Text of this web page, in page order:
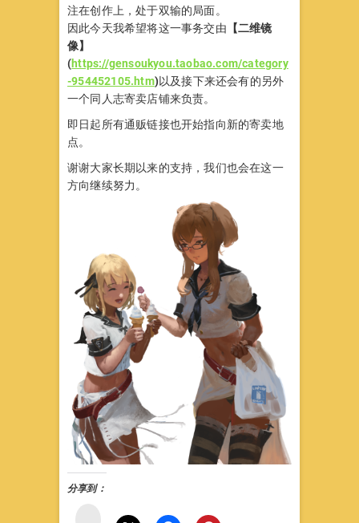
注在创作上，处于双输的局面。
因此今天我希望将这一事务交由 【二维镜
像】
(https://gensoukyou.taobao.com/category
-954452105.htm)以及接下来还会有的另外
一个同人志寄卖店铺来负责。
即日起所有通贩链接也开始指向新的寄卖地
点。
谢谢大家长期以来的支持，我们也会在这一
方向继续努力。
分享到：